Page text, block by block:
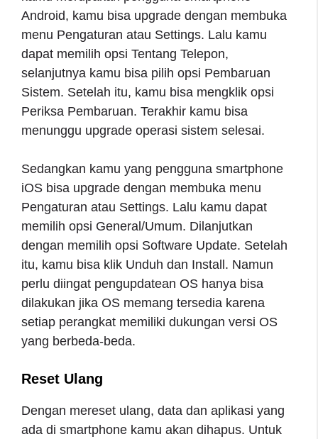
Android, kamu bisa upgrade dengan membuka
menu Pengaturan atau Settings. Lalu kamu
dapat memilih opsi Tentang Telepon,
selanjutnya kamu bisa pilih opsi Pembaruan
Sistem. Setelah itu, kamu bisa mengklik opsi
Periksa Pembaruan. Terakhir kamu bisa
menunggu upgrade operasi sistem selesai.
Sedangkan kamu yang pengguna smartphone
iOS bisa upgrade dengan membuka menu
Pengaturan atau Settings. Lalu kamu dapat
memilih opsi General/Umum. Dilanjutkan
dengan memilih opsi Software Update. Setelah
itu, kamu bisa klik Unduh dan Install. Namun
perlu diingat pengupdatean OS hanya bisa
dilakukan jika OS memang tersedia karena
setiap perangkat memiliki dukungan versi OS
yang berbeda-beda.
Reset Ulang
Dengan mereset ulang, data dan aplikasi yang
ada di smartphone kamu akan dihapus. Untuk